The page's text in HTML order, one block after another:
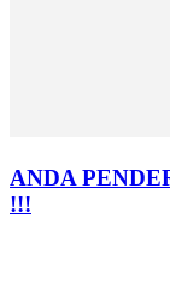
ANDA
!!!